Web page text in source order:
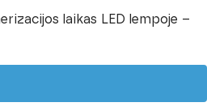
laikas LED lempoje –